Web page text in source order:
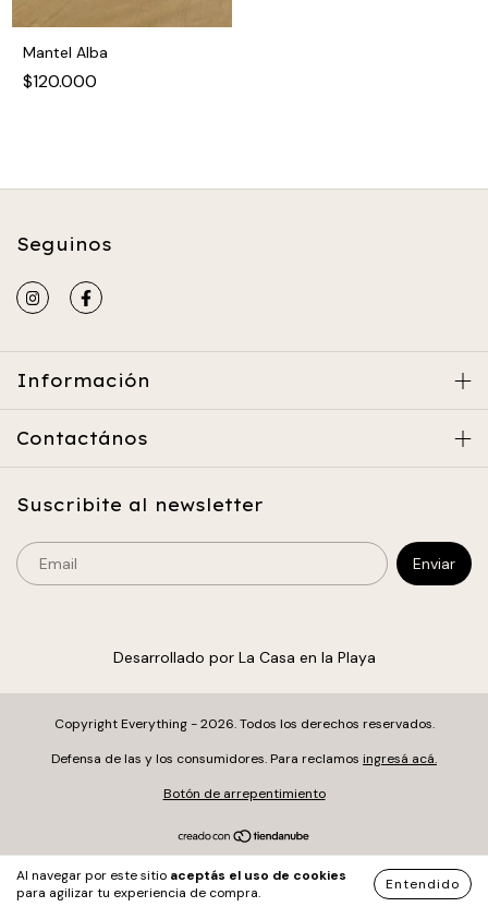
Al navegar por este sitio aceptás el uso de cookies
para agilizar tu experiencia de compra.
Entendido
Mantel Alba
$120.000
Seguinos
Información
Contactános
Suscribite al newsletter
Desarrollado por La Casa en la Playa
Copyright Everything - 2026. Todos los derechos reservados.
Defensa de las y los consumidores. Para reclamos ingresá acá.
Botón de arrepentimiento